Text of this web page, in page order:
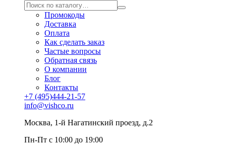
Промокоды
Доставка
Оплата
Как сделать заказ
Частые вопросы
Обратная связь
О компании
Блог
Контакты
+7 (495)444-21-57
info@vishco.ru
Москва, 1-й Нагатинский проезд, д.2
Пн-Пт с 10:00 до 19:00